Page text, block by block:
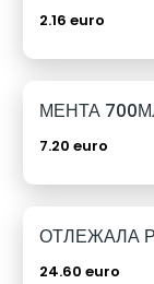
2.16 euro
МЕНТА
7.20 euro
ОТЛЕЖАЛА
24.60 euro